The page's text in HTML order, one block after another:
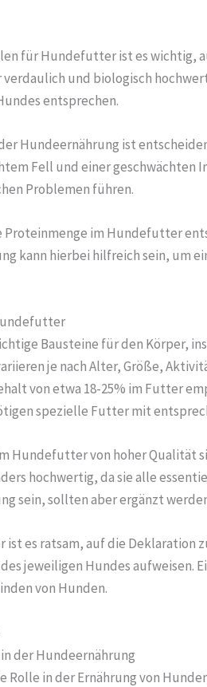
für Hundefutter ist es wichtig,
verdaulich und biologisch
entsprechen.
Hundeernährung ist
Fell und einer geschwächten
Problemen führen.
Proteinmenge im Hundefutter
kann hierbei hilfreich sein, um
Bausteine für den Körper,
je nach Alter, Größe,
von etwa 18-25% im Futter
spezielle Futter mit
Hundefutter von hoher Qualität
hochwertig, da sie alle
sein, sollten aber ergänzt
es ratsam, auf die
jeweiligen Hundes
von Hunden.
der Hundeernährung
in der Ernährung von